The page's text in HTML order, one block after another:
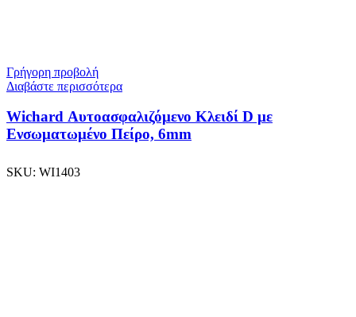
Γρήγορη προβολή
Διαβάστε περισσότερα
Wichard Αυτοασφαλιζόμενο Κλειδί D με
Ενσωματωμένο Πείρο, 6mm
SKU: WI1403